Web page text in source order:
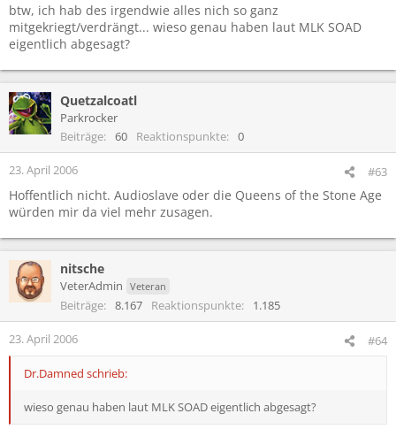
btw, ich hab des irgendwie alles nich so ganz
mitgekriegt/verdrängt... wieso genau haben laut MLK SOAD
eigentlich abgesagt?
Quetzalcoatl
Parkrocker
Beiträge
60 Reaktionspunkte 0
23. April 2006 #63
Hoffentlich nicht. Audioslave oder die Queens of the Stone Age
würden mir da viel mehr zusagen.
nitsche
VeterAdmin Veteran
Beiträge 8.167 Reaktionspunkte 1.185
23. April 2006 #64
Dr.Damned schrieb:
wieso genau haben laut MLK SOAD eigentlich abgesagt?